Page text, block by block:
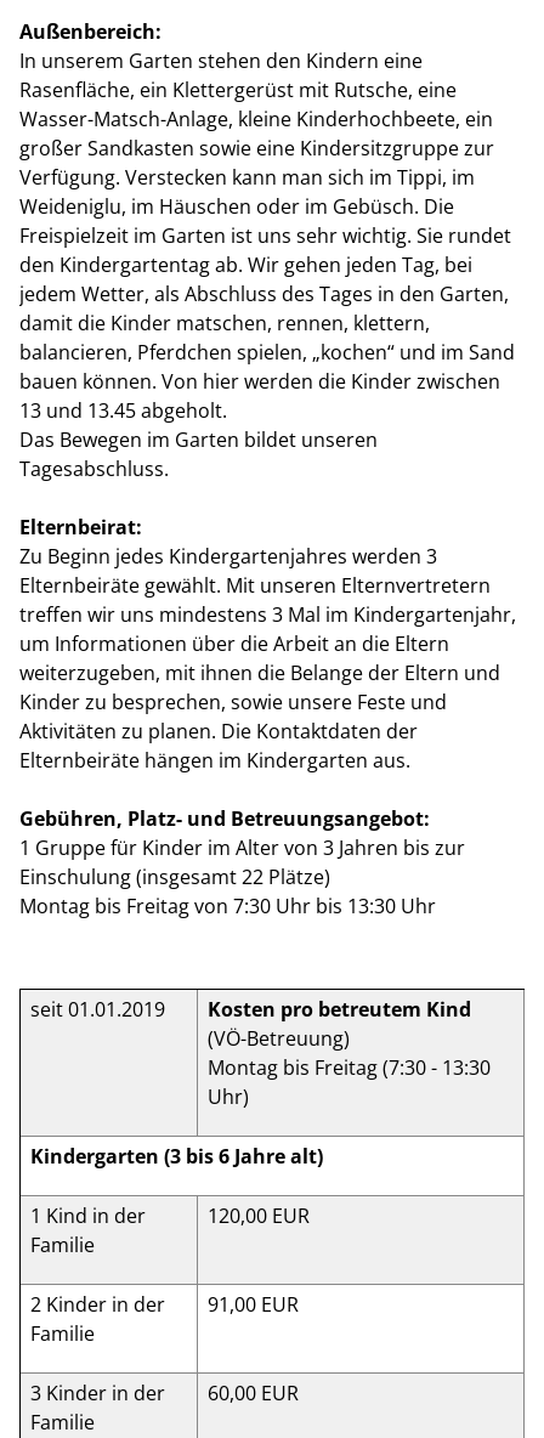
Außenbereich:
In unserem Garten stehen den Kindern eine
Rasenfläche, ein Klettergerüst mit Rutsche, eine
Wasser-Matsch-Anlage, kleine Kinderhochbeete, ein
großer Sandkasten sowie eine Kindersitzgruppe zur
Verfügung. Verstecken kann man sich im Tippi, im
Weideniglu, im Häuschen oder im Gebüsch. Die
Freispielzeit im Garten ist uns sehr wichtig. Sie rundet
den Kindergartentag ab. Wir gehen jeden Tag, bei
jedem Wetter, als Abschluss des Tages in den Garten,
damit die Kinder matschen, rennen, klettern,
balancieren, Pferdchen spielen, „kochen“ und im Sand
bauen können. Von hier werden die Kinder zwischen
13 und 13.45 abgeholt.
Das Bewegen im Garten bildet unseren
Tagesabschluss.
Elternbeirat:
Zu Beginn jedes Kindergartenjahres werden 3
Elternbeiräte gewählt. Mit unseren Elternvertretern
treffen wir uns mindestens 3 Mal im Kindergartenjahr,
um Informationen über die Arbeit an die Eltern
weiterzugeben, mit ihnen die Belange der Eltern und
Kinder zu besprechen, sowie unsere Feste und
Aktivitäten zu planen. Die Kontaktdaten der
Elternbeiräte hängen im Kindergarten aus.
Gebühren, Platz- und Betreuungsangebot:
1 Gruppe für Kinder im Alter von 3 Jahren bis zur
Einschulung (insgesamt 22 Plätze)
Montag bis Freitag von 7:30 Uhr bis 13:30 Uhr
seit 01.01.2019
Kosten pro betreutem Kind
(VÖ-Betreuung)
Montag bis Freitag (7:30 - 13:30
Uhr)
Kindergarten (3 bis 6 Jahre alt)
1 Kind in der
Familie
120,00 EUR
2 Kinder in der
Familie
91,00 EUR
3 Kinder in der
Familie
60,00 EUR